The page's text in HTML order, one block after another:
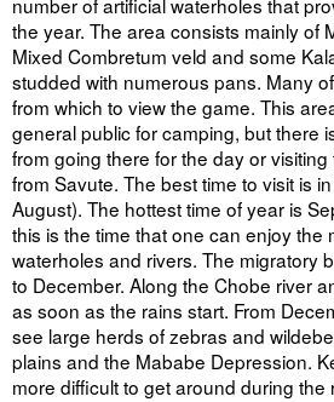
number of artificial waterholes that
the year. The area consists mainly of
Mixed Combretum veld and some
studded with numerous pans. Many
from which to view the game. This
general public for camping, but there
from going there for the day or
from Savute. The best time to visit is
August). The hottest time of year is
this is the time that one can enjoy the
waterholes and rivers. The migratory
to December. Along the Chobe river
as soon as the rains start. From
see large herds of zebras and
plains and the Mababe Depression.
more difficult to get around during the